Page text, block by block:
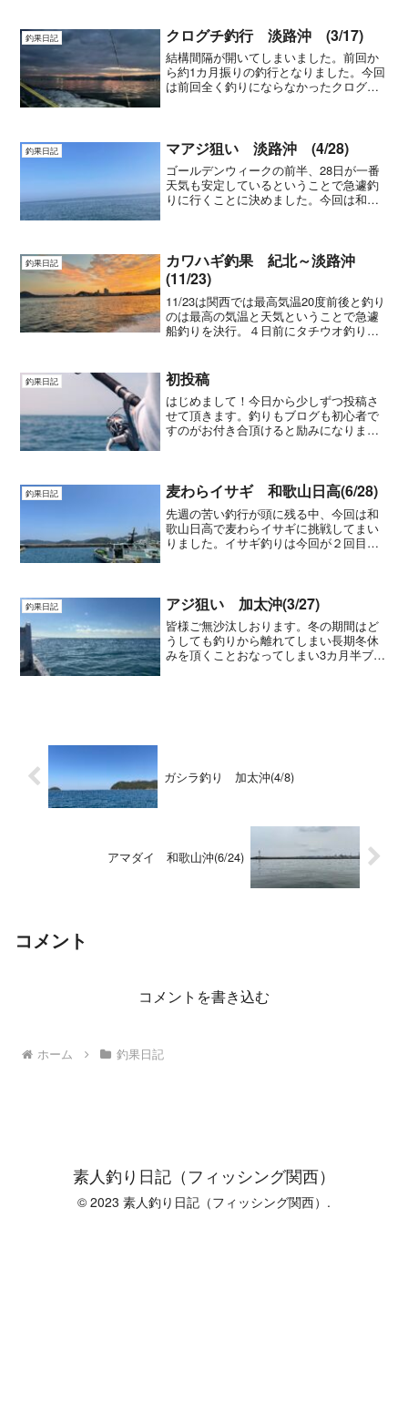
釣果日記 クログチ釣行 淡路沖 (3/17)
結構間隔が開いてしまいました。前回か
ら約1カ月振りの釣行となりました。今回
は前回全く釣りにならなかったクログチ
とにどこかでおまつりが...
釣果日記 マアジ狙い 淡路沖 (4/28)
ゴールデンウィークの前半、28日が一番
天気も安定しているということで急遽釣
りに行くことに決めました。今回は和歌
なって数釣れないのは覚...
釣果日記
カワハギ釣果 紀北～淡路沖
(11/23)
11/23は関西では最高気温20度前後と釣り
のは最高の気温と天気ということで急遽
船釣りを決行。４日前にタチウオ釣りに
みんな今日の天気を逃すまいと考えるこ
とは同じで前日だ...
釣果日記 初投稿
はじめまして！今日から少しずつ投稿さ
せて頂きます。釣りもブログも初心者で
すのがお付き合頂けると励みになりま
釣りになりそうです。事故なく安...
釣果日記 麦わらイサギ 和歌山日高(6/28)
先週の苦い釣行が頭に残る中、今回は和
歌山日高で麦わらイサギに挑戦してまい
りました。イサギ釣りは今回が２回目、
いりました。天候も最高...
釣果日記 アジ狙い 加太沖(3/27)
皆様ご無沙汰しおります。冬の期間はど
うしても釣りから離れてしまい長期冬休
みを頂くことおなってしまい3カ月半ブロ
ガシラ釣り 加太沖(4/8)
アマダイ 和歌山沖(6/24)
コメント
コメントを書き込む
ホーム 釣果日記
素人釣り日記（フィッシング関西）
© 2023 素人釣り日記（フィッシング関西）.